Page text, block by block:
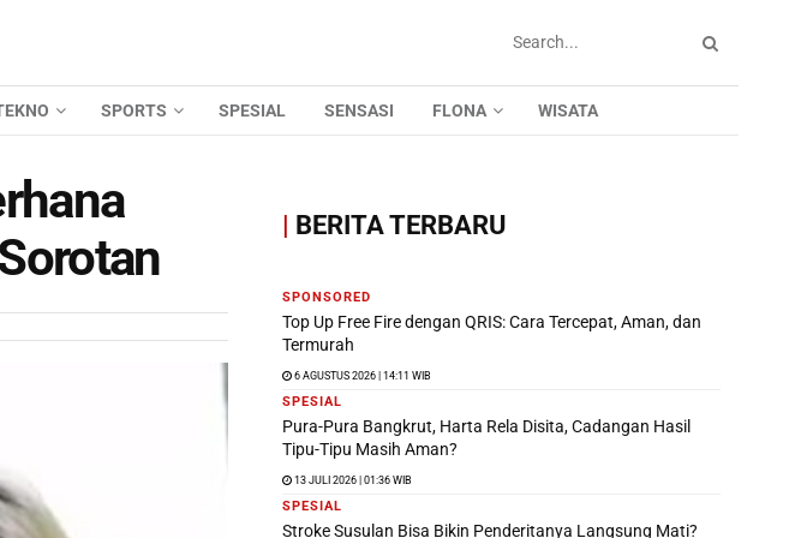
SPORTS SPESIAL SENSASI FLONA WISATA
| BERITA TERBARU
SPONSORED
Top Up Free Fire dengan QRIS: Cara Tercepat, Aman, dan
Termurah
6 AGUSTUS 2026 | 14:11 WIB
SPESIAL
Pura-Pura Bangkrut, Harta Rela Disita, Cadangan Hasil
Tipu-Tipu Masih Aman?
13 JULI 2026 | 01:36 WIB
SPESIAL
Stroke Susulan Bisa Bikin Penderitanya Langsung Mati?